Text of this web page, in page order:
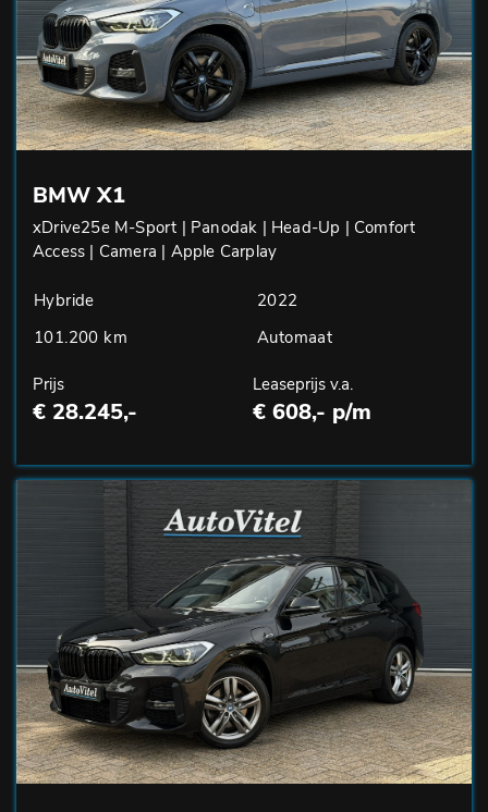
BMW X1
xDrive25e M-Sport | Panodak | Head-Up | Comfort
Access | Camera | Apple Carplay
Hybride
2022
101.200 km
Automaat
Prijs
€ 28.245,-
Leaseprijs v.a.
€ 608,- p/m